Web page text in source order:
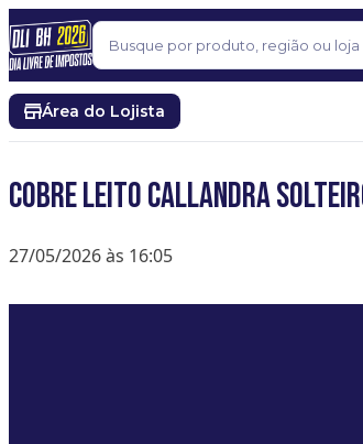
Pular para o conteúdo
Buscar
Área do Lojista
Cobre Leito Callandra
27/05/2026 às 16:05